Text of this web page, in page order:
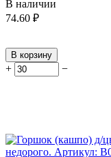
В наличии
74.60 ₽
В корзину
+ −